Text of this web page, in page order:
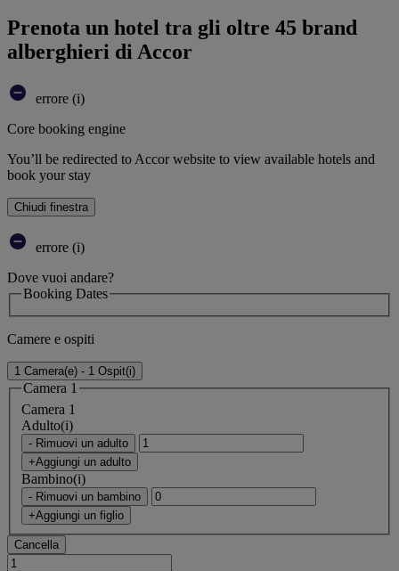
Prenota un hotel tra gli oltre 45 brand
alberghieri di Accor
errore (i)
Core booking engine
You’ll be redirected to Accor website to view available hotels and
book your stay
Chiudi finestra
errore (i)
Dove vuoi andare?
Booking Dates
Camere e ospiti
1 Camera(e) - 1 Ospit(i)
Camera 1
Camera 1
Adulto(i)
- Rimuovi un adulto
+Aggiungi un adulto
Bambino(i)
- Rimuovi un bambino
+Aggiungi un figlio
Cancella